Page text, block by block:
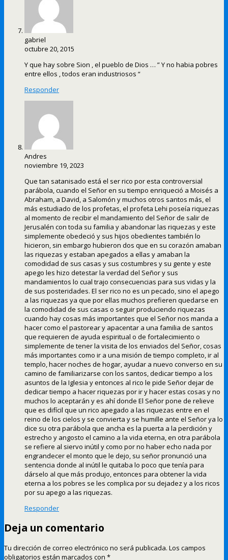
gabriel
octubre 20, 2015
Y que hay sobre Sion , el pueblo de Dios … ” Y no habia pobres
entre ellos , todos eran industriosos “
Responder
Andres
noviembre 19, 2023
Que tan satanisado está el ser rico por esta controversial
parábola, cuando el Señor en su tiempo enriqueció a Moisés a
Abraham, a David, a Salomón y muchos otros santos más, el
más estudiado de los profetas, el profeta Lehi poseía riquezas
al momento de recibir el mandamiento del Señor de salir de
Jerusalén con toda su familia y abandonar las riquezas y este
simplemente obedeció y sus hijos obedientes también lo
hicieron, sin embargo hubieron dos que en su corazón amaban
las riquezas y estaban apegados a ellas y amaban la
comodidad de sus casas y sus costumbres y su gente y este
apego les hizo detestar la verdad del Señor y sus
mandamientos lo cual trajo consecuencias para sus vidas y la
de sus posteridades. El ser rico no es un pecado, sino el apego
a las riquezas ya que por ellas muchos prefieren quedarse en
la comodidad de sus casas o seguir produciendo riquezas
cuando hay cosas más importantes que el Señor nos manda a
hacer como el pastorear y apacentar a una familia de santos
que requieren de ayuda espiritual o de fortalecimiento o
simplemente de tener la visita de los enviados del Señor, cosas
más importantes como ir a una misión de tiempo completo, ir al
templo, hacer noches de hogar, ayudar a nuevo converso en su
camino de familiarizarse con los santos, dedicar tiempo a los
asuntos de la Iglesia y entonces al rico le pide Señor dejar de
dedicar tiempo a hacer riquezas por ir y hacer estas cosas y no
muchos lo aceptarán y es ahí donde El Señor pone de relieve
que es difícil que un rico apegado a las riquezas entre en el
reino de los cielos y se convierta y se humille ante el Señor ya lo
dice su otra parábola que ancha es la puerta a la perdición y
estrecho y angosto el camino a la vida eterna, en otra parábola
se refiere al siervo inútil y como por no haber echo nada por
engrandecer el monto que le dejo, su señor pronunció una
sentencia donde al inútil le quitaba lo poco que tenía para
dárselo al que más produjo, entonces para obtener la vida
eterna a los pobres se les complica por su dejadez y a los ricos
por su apego a las riquezas.
Responder
Deja un comentario
Tu dirección de correo electrónico no será publicada. Los campos
obligatorios están marcados con *